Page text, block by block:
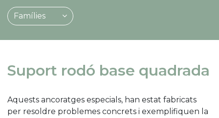
Famílies
Suport rodó base quadrada
Aquests ancoratges especials, han estat fabricats
per resoldre problemes concrets i exemplifiquen la